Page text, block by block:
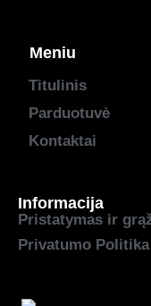
Meniu
Titulinis
Parduotuvė
Kontaktai
Informacija
Pristatymas ir
Privatumo Politika